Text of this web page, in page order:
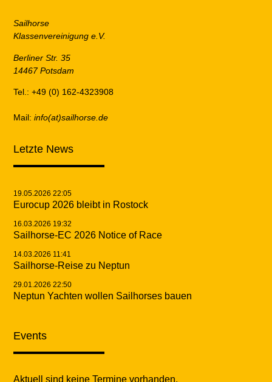
Sailhorse
Klassenvereinigung e.V.
Berliner Str. 35
14467 Potsdam
Tel.: +49 (0) 162-4323908
Mail:info(at)sailhorse.de
Letzte News
19.05.2026 22:05
Eurocup 2026 bleibt in Rostock
16.03.2026 19:32
Sailhorse-EC 2026 Notice of Race
14.03.2026 11:41
Sailhorse-Reise zu Neptun
29.01.2026 22:50
Neptun Yachten wollen Sailhorses bauen
Events
Aktuell sind keine Termine vorhanden.